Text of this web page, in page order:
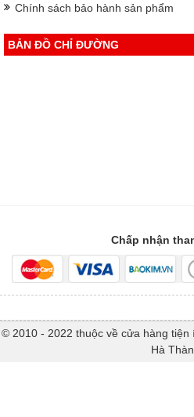
Chính sách bảo hành sản phẩm
BẢN ĐỒ CHỈ ĐƯỜNG
Chấp nhận
© 2010 - 2022 thuộc về cửa hàng tiện
Hà